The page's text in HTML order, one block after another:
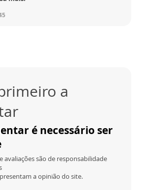
a
é necessário ser
avaliações são de responsabilidade
a opinião do site.